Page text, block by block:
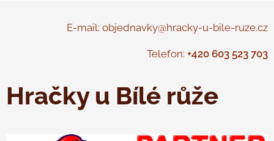
E-mail: objednavky@hracky-u-bile-ruze.cz
Telefon: +420 603 523 703
Hračky u Bílé růže